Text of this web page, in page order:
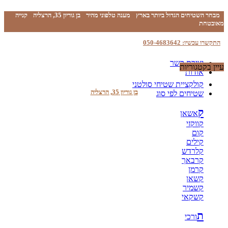
מבחר השטיחים הגדול ביותר בארץ מענה טלפוני מהיר בן גוריון 35, הרצליה
קנייה
מאובטחת
התקשרו עכשיו: 050-4683642
יצירת קשר
אודות
בן גוריון 35, הרצליה
עיין בקטגוריות
קולקציית שטיחי סולטני
שטיחים לפי סוג
קאשאן
קווקזי
קום
קילים
קלרדש
קרבאך
קרמן
קשאן
קשמיר
קשקאי
תורכי